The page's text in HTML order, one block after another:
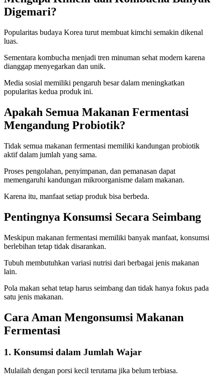
Digemari?
Popularitas budaya Korea turut membuat kimchi semakin dikenal
luas.
Sementara kombucha menjadi tren minuman sehat modern karena
dianggap menyegarkan dan unik.
Media sosial memiliki pengaruh besar dalam meningkatkan
popularitas kedua produk ini.
Apakah Semua Makanan Fermentasi
Mengandung Probiotik?
Tidak semua makanan fermentasi memiliki kandungan probiotik
aktif dalam jumlah yang sama.
Proses pengolahan, penyimpanan, dan pemanasan dapat
memengaruhi kandungan mikroorganisme dalam makanan.
Karena itu, manfaat setiap produk bisa berbeda.
Pentingnya Konsumsi Secara Seimbang
Meskipun makanan fermentasi memiliki banyak manfaat, konsumsi
berlebihan tetap tidak disarankan.
Tubuh membutuhkan variasi nutrisi dari berbagai jenis makanan
lain.
Pola makan sehat tetap harus seimbang dan tidak hanya fokus pada
satu jenis makanan.
Cara Aman Mengonsumsi Makanan
Fermentasi
1. Konsumsi dalam Jumlah Wajar
Mulailah dengan porsi kecil terutama jika belum terbiasa.